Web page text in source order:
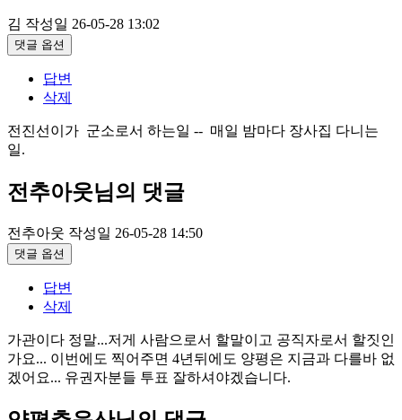
김 작성일 26-05-28 13:02
댓글 옵션
답변
삭제
전진선이가 군소로서 하는일 -- 매일 밤마다 장사집 다니는
일.
전추아웃님의 댓글
전추아웃 작성일 26-05-28 14:50
댓글 옵션
답변
삭제
가관이다 정말...저게 사람으로서 할말이고 공직자로서 할짓인
가요... 이번에도 찍어주면 4년뒤에도 양평은 지금과 다를바 없
겠어요... 유권자분들 투표 잘하셔야겠습니다.